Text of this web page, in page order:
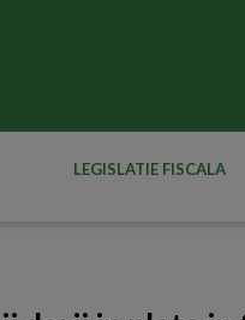
LEGISLATIE FISCALA